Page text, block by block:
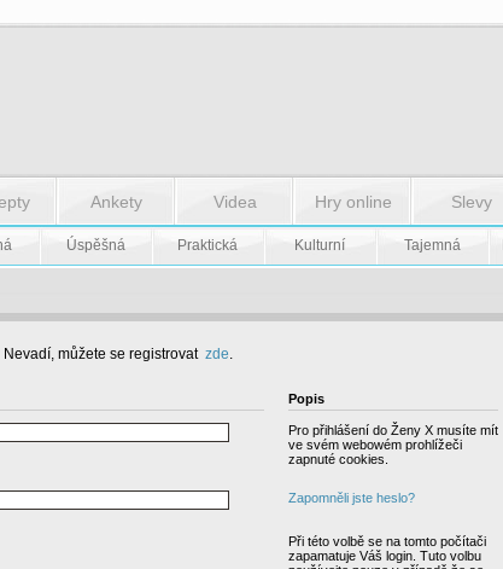
Ankety Videa Hry online Slevy
Úspěšná Praktická Kulturní Tajemná
můžete se registrovat zde.
Popis
Pro přihlášení do Ženy X musíte mít
ve svém webowém prohlížeči
zapnuté cookies.
Zapomněli jste heslo?
Při této volbě se na tomto počítači
zapamatuje Váš login. Tuto volbu